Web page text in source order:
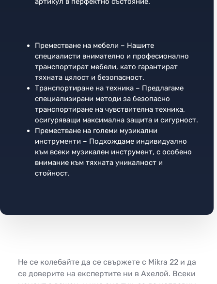
Преместване на мебели – Нашите
специалисти внимателно и професионално
транспортират мебели, като гарантират
тяхната цялост и безопасност.
Транспортиране на техника – Предлагаме
специализирани методи за безопасно
транспортиране на чувствителна техника,
осигуряващи максимална защита и сигурност.
Преместване на големи музикални
инструменти – Подхождаме индивидуално
към всеки музикален инструмент, с особено
внимание към тяхната уникалност и
стойност.
Не се колебайте да се свържете с Mikra 22 и да
се доверите на експертите ни в Ахелой. Всеки